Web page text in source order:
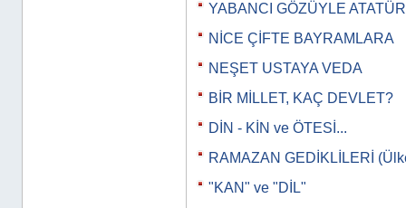
YABANCI GÖZÜYLE
NİCE ÇİFTE BAYRAMLARA
NEŞET USTAYA VEDA
BİR MİLLET, KAÇ DEVLET?
DİN - KİN ve ÖTESİ...
RAMAZAN GEDİKLİLERİ
"KAN" ve "DİL"